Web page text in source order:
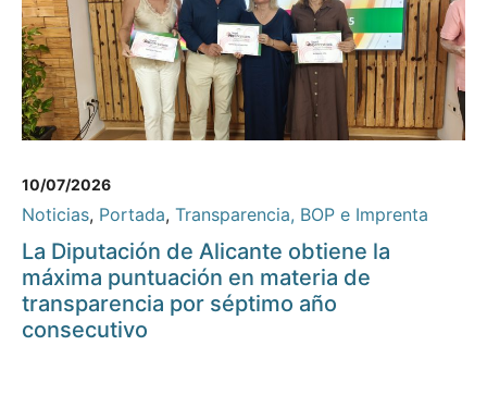
10/07/2026
Noticias, Portada, Transparencia, BOP e Imprenta
La Diputación de Alicante obtiene la
máxima puntuación en materia de
transparencia por séptimo año
consecutivo